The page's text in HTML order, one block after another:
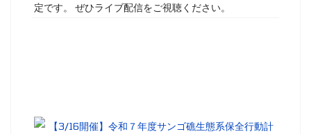
定です。 ぜひライブ配信をご視聴ください。